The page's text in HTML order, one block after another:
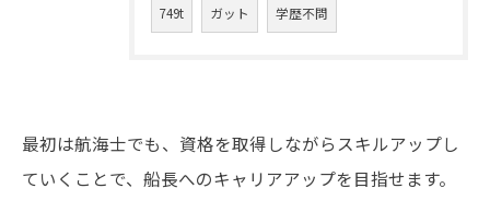
749t ガット 学歴不問
最初は航海士でも、資格を取得しながらスキルアップし
ていくことで、船長へのキャリアアップを目指せます。